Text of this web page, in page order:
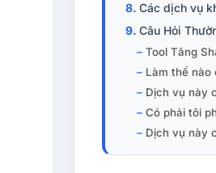
Các dịch vụ
Câu Hỏi
Tool Tăng
Làm thế nào
Dịch vụ này
Có phải tôi
Dịch vụ này